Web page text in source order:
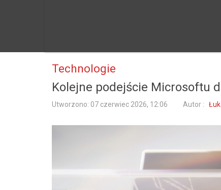
Technologie
Kolejne podejście Microsoftu
Utworzono: 07 czerwiec 2026, 12:06 Autor :